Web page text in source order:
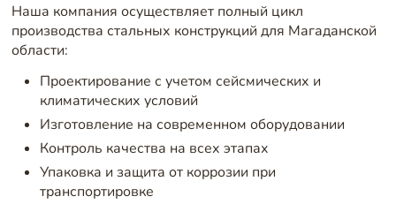
Наша компания осуществляет полный цикл
производства стальных конструкций для Магаданской
области:
Проектирование с учетом сейсмических и
климатических условий
Изготовление на современном оборудовании
Контроль качества на всех этапах
Упаковка и защита от коррозии при
транспортировке